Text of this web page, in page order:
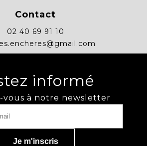
Contact
02 40 69 91 10
informé
vous à notre newsletter